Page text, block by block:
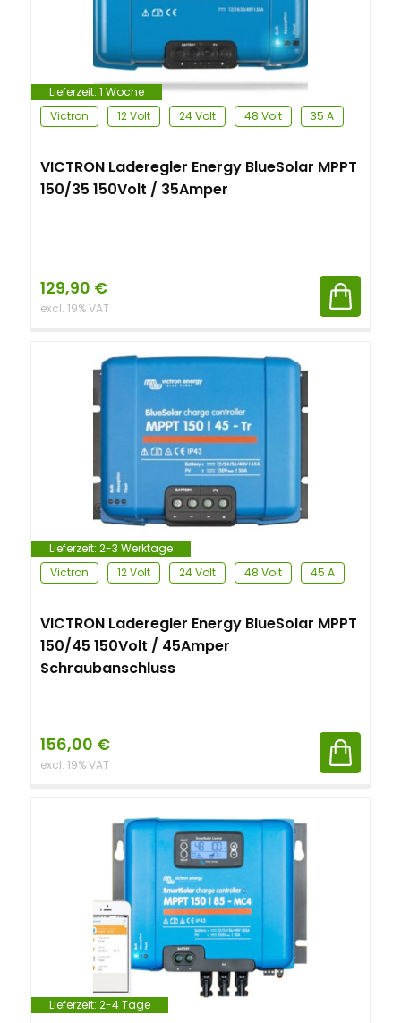
Lieferzeit: 1 Woche
Victron
12 Volt 24 Volt 48 Volt 35 A
VICTRON Laderegler Energy BlueSolar MPPT
150/35 150Volt / 35Amper
129,90 €
excl. 19% VAT
Lieferzeit: 2-3 Werktage
Victron
12 Volt 24 Volt 48 Volt 45 A
VICTRON Laderegler Energy BlueSolar MPPT
150/45 150Volt / 45Amper
Schraubanschluss
156,00 €
excl. 19% VAT
Lieferzeit: 2-4 Tage